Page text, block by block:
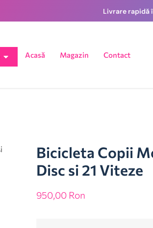
Livrare rapidă
Acasă Magazin Contact
Bicicleta Copii
Disc si 21 Viteze
950,00 Ron